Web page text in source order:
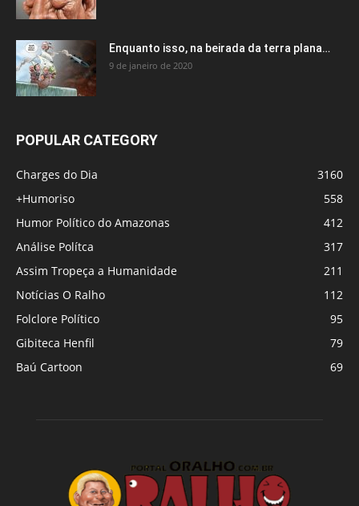
Enquanto isso, na beirada da terra plana…
9 de janeiro de 2020
POPULAR CATEGORY
Charges do Dia
3160
+Humoriso
558
Humor Político do Amazonas
412
Análise Polítca
317
Assim Tropeça a Humanidade
211
Notícias O Ralho
112
Folclore Político
95
Gibiteca Henfil
79
Baú Cartoon
69